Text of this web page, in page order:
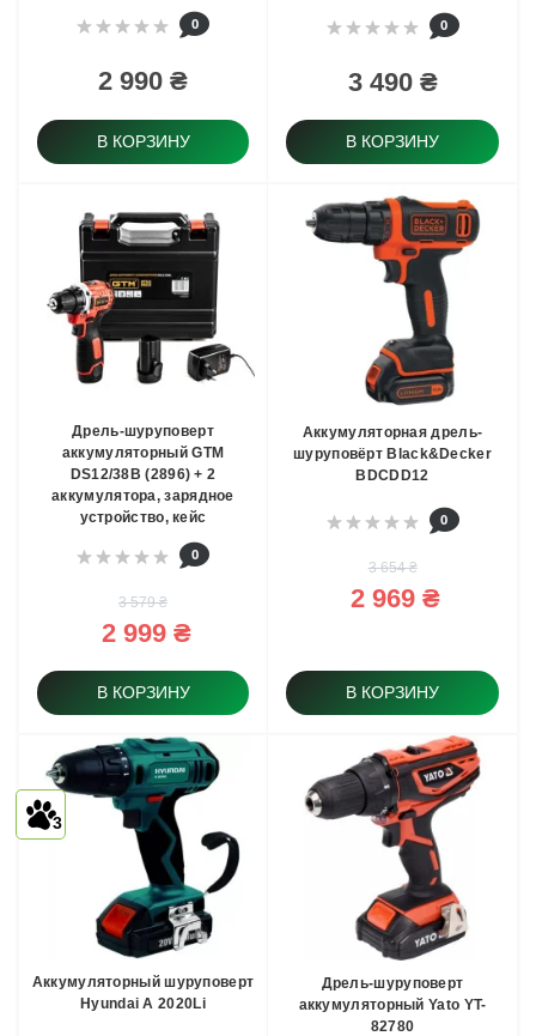
0
2 990 ₴
В КОРЗИНУ
0
3 490 ₴
В КОРЗИНУ
Дрель-шуруповерт
аккумуляторный GTM
DS12/38B (2896) + 2
аккумулятора, зарядное
устройство, кейс
0
3 579 ₴
2 999 ₴
В КОРЗИНУ
Аккумуляторная дрель-
шуруповёрт Black&Decker
BDCDD12
0
3 654 ₴
2 969 ₴
В КОРЗИНУ
3
Аккумуляторный шуруповерт
Hyundai A 2020Li
Дрель-шуруповерт
аккумуляторный Yato YT-
82780